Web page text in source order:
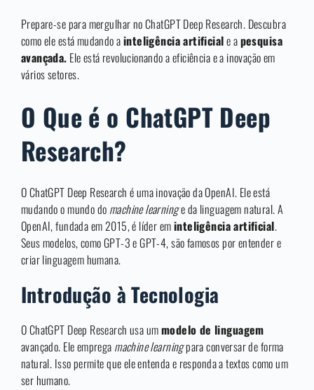
Prepare-se para mergulhar no ChatGPT Deep Research. Descubra
como ele está mudando ainteligência artificiale apesquisa
avançada. Ele está revolucionando a eficiência e a inovação em
vários setores.
O Que é o ChatGPT Deep
Research?
O ChatGPT Deep Research é uma inovação da OpenAI. Ele está
mudando o mundo do machine learninge da linguagem natural. A
OpenAI, fundada em 2015, é líder eminteligência artificial.
Seus modelos, como GPT-3 e GPT-4, são famosos por entender e
criar linguagem humana.
Introdução à Tecnologia
O ChatGPT Deep Research usa ummodelo de linguagem
avançado. Ele emprega machine learningpara conversar de forma
natural. Isso permite que ele entenda e responda a textos como um
ser humano.